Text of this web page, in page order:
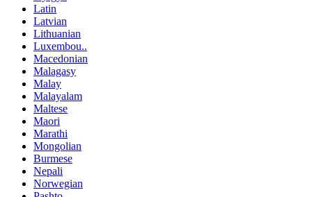
Latin
Latvian
Lithuanian
Luxembou..
Macedonian
Malagasy
Malay
Malayalam
Maltese
Maori
Marathi
Mongolian
Burmese
Nepali
Norwegian